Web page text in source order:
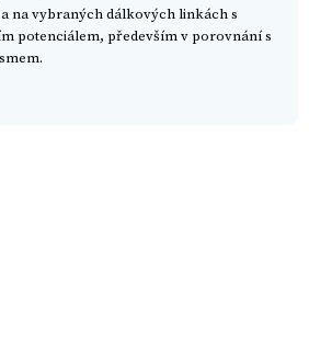
na vybraných dálkových linkách s
potenciálem, především v porovnání s